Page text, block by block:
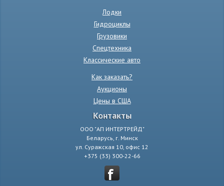
Лодки
Гидроциклы
Грузовики
Спецтехника
Классические авто
Как заказать?
Аукционы
Цены в США
Контакты
ООО "АП ИНТЕРТРЕЙД"
Беларусь, г. Минск
ул. Суражская 10, офис 12
+375 (33) 300-22-66